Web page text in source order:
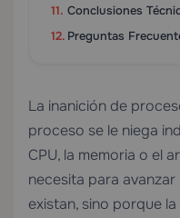
Conclusiones
Preguntas
La inanición de
proceso se le niega
CPU, la memoria o el
necesita para
existan, sino porque